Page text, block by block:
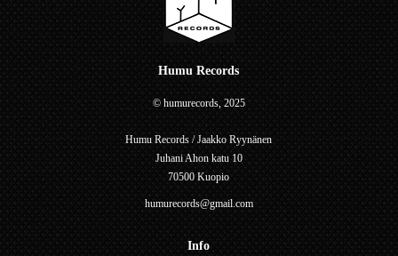
Humu Records
© humurecords, 2025
Humu Records / Jaakko Ryynänen
Juhani Ahon katu 10
70500 Kuopio
humurecords@gmail.com
Info